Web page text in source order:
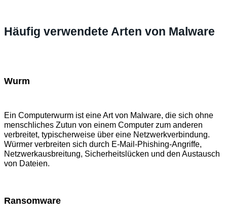
Häufig verwendete Arten von Malware
Wurm
Ein Computerwurm ist eine Art von Malware, die sich ohne
menschliches Zutun von einem Computer zum anderen
verbreitet, typischerweise über eine Netzwerkverbindung.
Würmer verbreiten sich durch E-Mail-Phishing-Angriffe,
Netzwerkausbreitung, Sicherheitslücken und den Austausch
von Dateien.
Ransomware